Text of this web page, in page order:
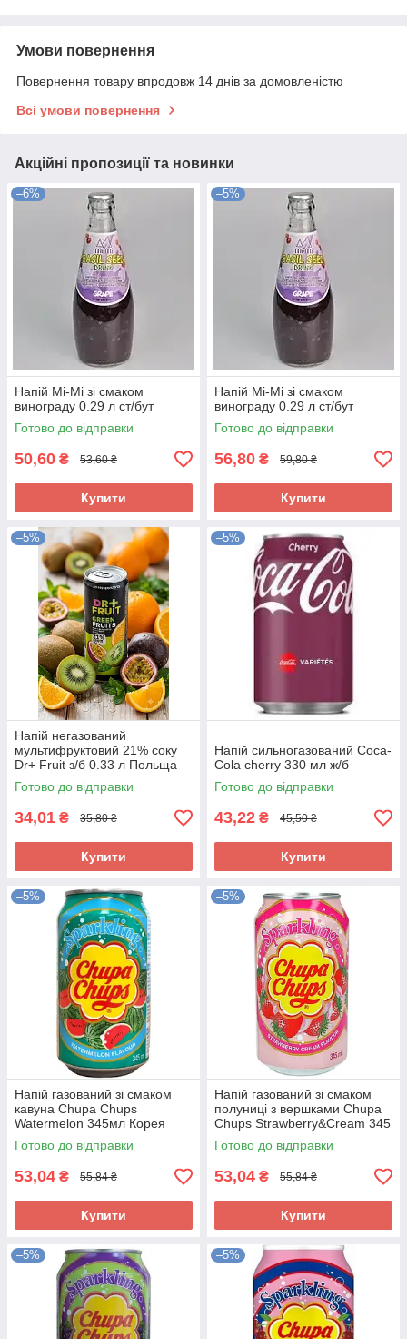
Умови повернення
Повернення товару впродовж 14 днів за домовленістю
Всі умови повернення
Акційні пропозиції та новинки
–6%
Напій Mi-Mi зі смаком
винограду 0.29 л ст/бут
Готово до відправки
50,60 ₴ 53,60 ₴
Купити
–5%
Напій Mi-Mi зі смаком
винограду 0.29 л ст/бут
Готово до відправки
56,80 ₴ 59,80 ₴
Купити
–5%
Напій негазований
мультифруктовий 21% соку
Dr+ Fruit з/б 0.33 л Польща
Готово до відправки
34,01 ₴ 35,80 ₴
Купити
–5%
Напій сильногазований Coca-
Cola cherry 330 мл ж/б
Готово до відправки
43,22 ₴ 45,50 ₴
Купити
–5%
Напій газований зі смаком
кавуна Chupa Chups
Watermelon 345мл Корея
Готово до відправки
53,04 ₴ 55,84 ₴
Купити
–5%
Напій газований зі смаком
полуниці з вершками Chupa
Chups Strawberry&Cream 345
мл ж/б Корея
Готово до відправки
53,04 ₴ 55,84 ₴
Купити
–5% –5%